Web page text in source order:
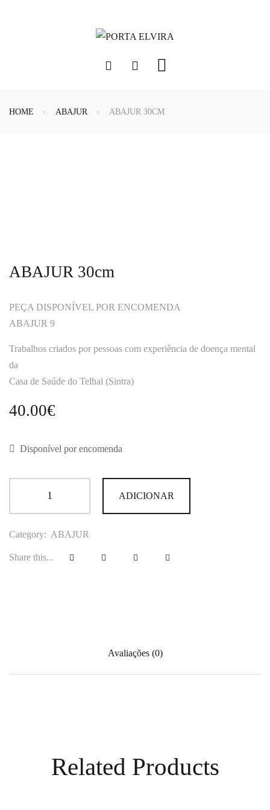
HOME ABAJUR ABAJUR 30CM
ABAJUR 30cm
PEÇA DISPONÍVEL POR ENCOMENDA
ABAJUR 9
Trabalhos criados por pessoas com experiência de doença mental
da
Casa de Saúde do Telhal (Sintra)
40.00€
Disponível por encomenda
ADICIONAR
Category: ABAJUR
Share this...
Avaliações (0)
Related Products